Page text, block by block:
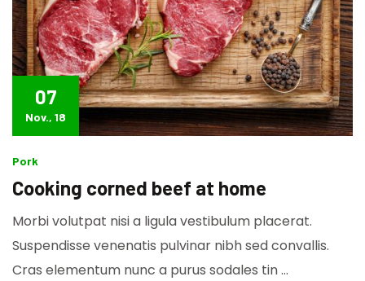
07
Nov., 18
Pork
Cooking corned beef at home
Morbi volutpat nisi a ligula vestibulum placerat.
Suspendisse venenatis pulvinar nibh sed convallis.
Cras elementum nunc a purus sodales tin …